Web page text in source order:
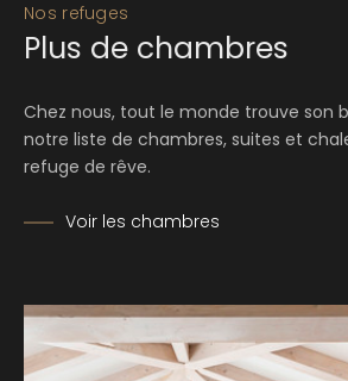
Plus de chambres
Nos refuges
Chez nous, tout le monde trouve son
notre liste de chambres, suites et
refuge de rêve.
Voir les chambres